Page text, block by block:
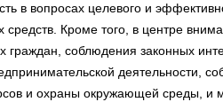
в вопросах целевого и
Кроме того, в центре
соблюдения законных
деятельности,
и охраны окружающей среды, и